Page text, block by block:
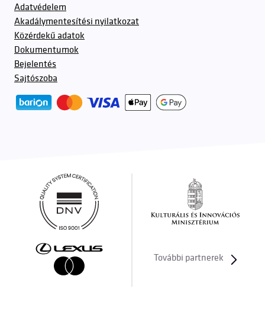
Adatvédelem
Akadálymentesítési nyilatkozat
Közérdekű adatok
Dokumentumok
Bejelentés
Sajtószoba
További partnerek